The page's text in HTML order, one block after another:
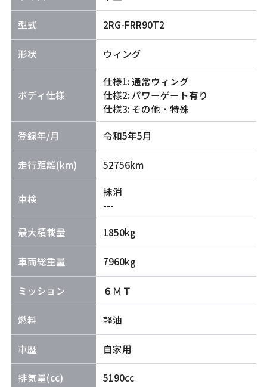
型式 2RG-FRR90T2
形状 ウィング
ボディ仕様
仕様1: 通常ウィング
仕様2: パワーゲート有り
仕様3: その他・特殊
登録年/月 令和5年5月
走行距離(km) 52756km
車検
抹消
---
最大積載量 1850kg
車両総重量 7960kg
ミッション ６ＭＴ
燃料 軽油
車歴 自家用
排気量(cc) 5190cc